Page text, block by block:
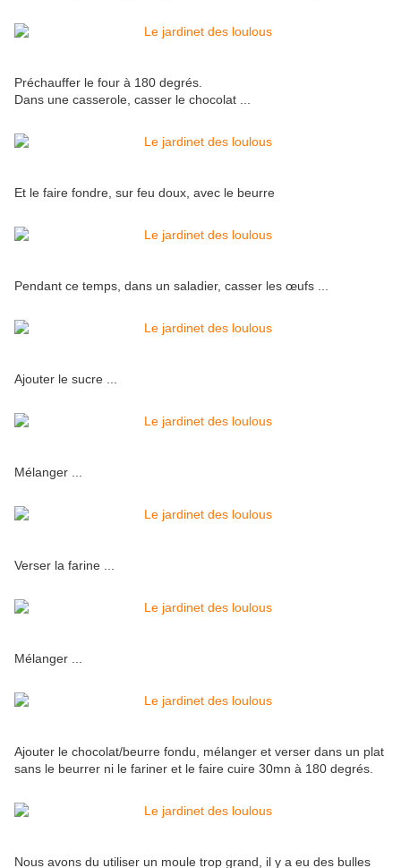
Préchauffer le four à 180 degrés.
Dans une casserole, casser le chocolat ...
Et le faire fondre, sur feu doux, avec le beurre
Pendant ce temps, dans un saladier, casser les œufs ...
Ajouter le sucre ...
Mélanger ...
Verser la farine ...
Mélanger ...
Ajouter le chocolat/beurre fondu, mélanger et verser dans un plat
sans le beurrer ni le fariner et le faire cuire 30mn à 180 degrés.
Nous avons du utiliser un moule trop grand, il y a eu des bulles